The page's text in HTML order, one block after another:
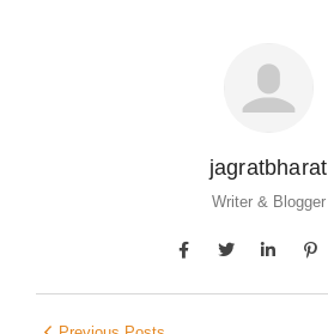
jagratbharat
Writer & Blogger